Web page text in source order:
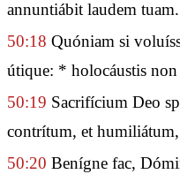
annuntiábit laudem tuam.
50:18 Quóniam si
útique: * holocáustis non
50:19 Sacrifícium Deo
contrítum, et
50:20 Benígne fac,